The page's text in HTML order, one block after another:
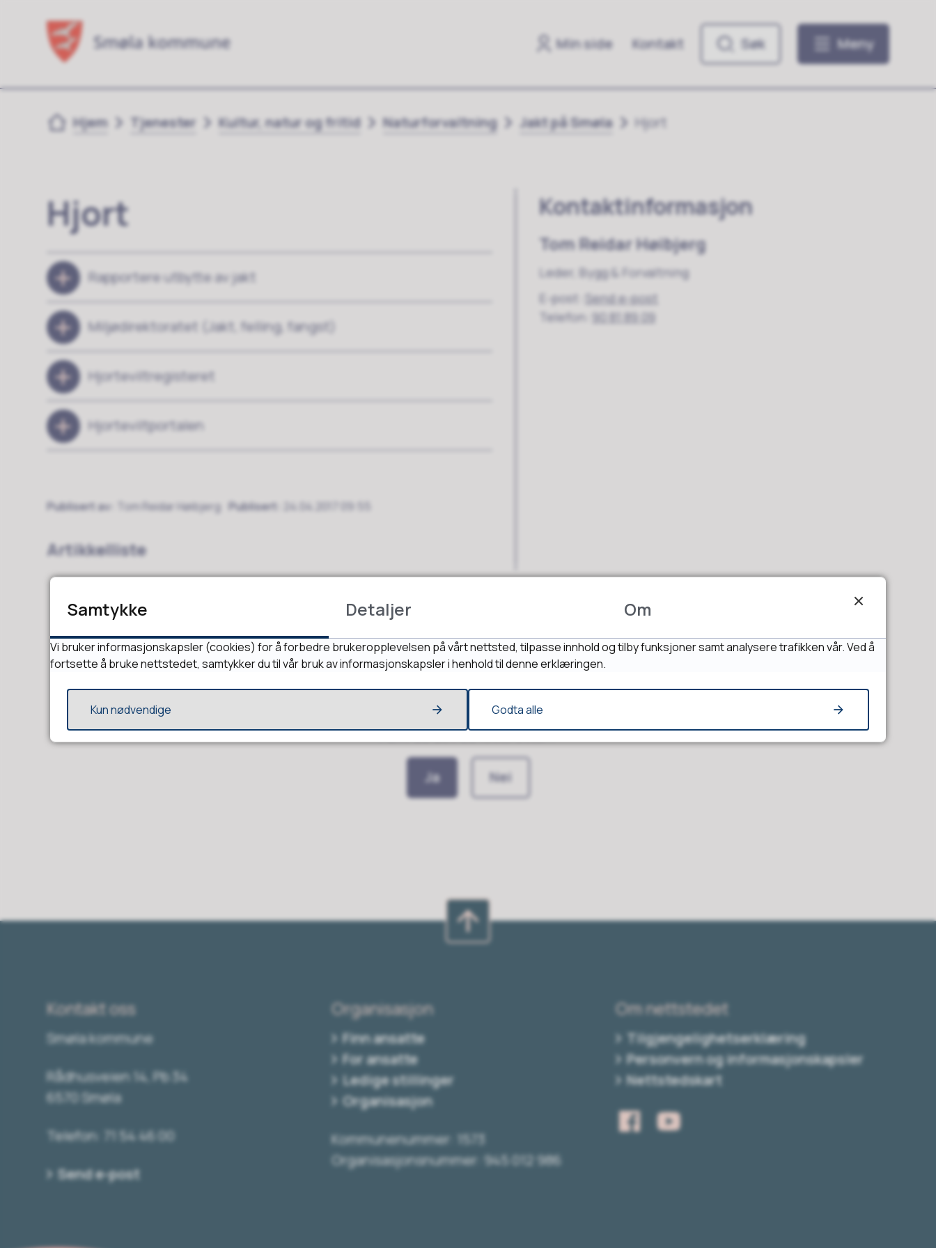
Min side Kontakt Søk Meny
Du er her:
Hjem Tjenester Kultur, natur og fritid Naturforvaltning Jakt på Smøla Hjort
Hjort
Rapportere utbytte av jakt
Miljødirektoratet (Jakt, felling, fangst)
Hjorteviltregisteret
Hjorteviltportalen
Publisert av Tom Reidar Høibjerg Publisert 24.04.2017 09:55
Artikkelliste
Kontaktinformasjon
Tom Reidar Høibjerg
Leder, Bygg & Forvaltning
E-post
Send e-post
Telefon 90 81 89 09
Fant du det du lette etter?
Ja Nei
Kontakt oss
Smøla kommune
Rådhusveien 14, Pb 34
6570 Smøla
Telefon: 71 54 46 00
Send e-post
Organisasjon
Finn ansatte
For ansatte
Ledige stillinger
Organisasjon
Kommunenummer: 1573
Organisasjonsnummer: 945 012 986
Om nettstedet
Tilgjengelighetserklæring
Personvern og informasjonskapsler
Nettstedskart
Samtykke Detaljer Om
Vi bruker informasjonskapsler (cookies) for å forbedre brukeropplevelsen på vårt nettsted, tilpasse innhold og tilby funksjoner samt analysere trafikken vår. Ved å
fortsette å bruke nettstedet, samtykker du til vår bruk av informasjonskapsler i henhold til denne erklæringen.
Kun nødvendige Godta alle